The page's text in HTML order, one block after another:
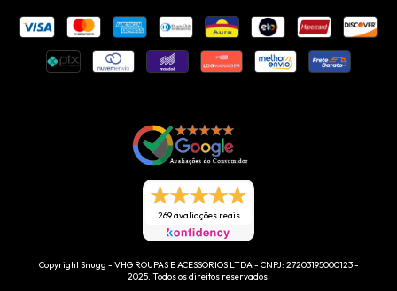
269 avaliações reais
Copyright Snugg - VHG ROUPAS E ACESSORIOS LTDA - CNPJ: 27203195000123 -
2025. Todos os direitos reservados.